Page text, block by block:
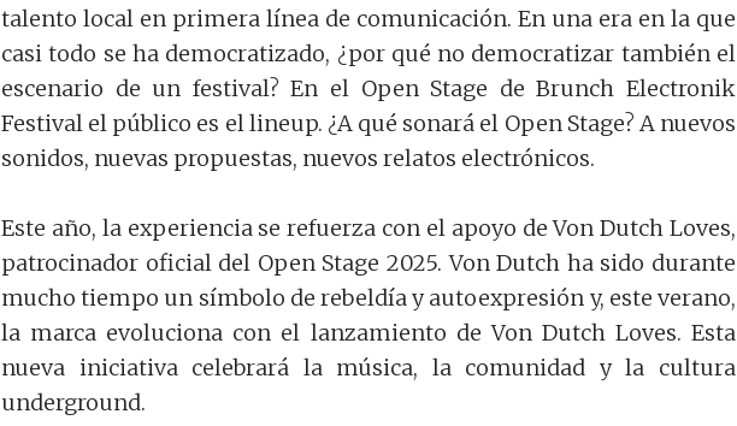
talento local en primera línea de comunicación. En una era en la que
casi todo se ha democratizado, ¿por qué no democratizar también el
escenario de un festival? En el Open Stage de Brunch Electronik
Festival el público es el lineup. ¿A qué sonará el Open Stage? A nuevos
sonidos, nuevas propuestas, nuevos relatos electrónicos.
Este año, la experiencia se refuerza con el apoyo de Von Dutch Loves,
patrocinador oficial del Open Stage 2025. Von Dutch ha sido durante
mucho tiempo un símbolo de rebeldía y autoexpresión y, este verano,
la marca evoluciona con el lanzamiento de Von Dutch Loves. Esta
nueva iniciativa celebrará la música, la comunidad y la cultura
underground.